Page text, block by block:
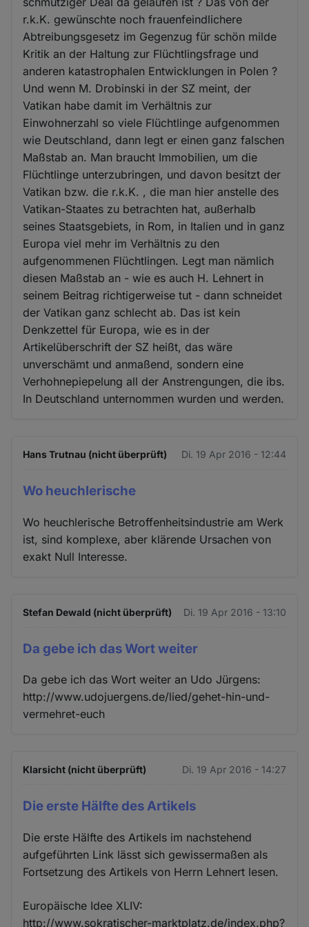
r.k.K. gewünschte noch frauenfeindlichere
Abtreibungsgesetz im Gegenzug für schön milde
Kritik an der Haltung zur Flüchtlingsfrage und
anderen katastrophalen Entwicklungen in Polen ?
Und wenn M. Drobinski in der SZ meint, der
Vatikan habe damit im Verhältnis zur
Einwohnerzahl so viele Flüchtlinge aufgenommen
wie Deutschland, dann legt er einen ganz falschen
Maßstab an. Man braucht Immobilien, um die
Flüchtlinge unterzubringen, und davon besitzt der
Vatikan bzw. die r.k.K. , die man hier anstelle des
Vatikan-Staates zu betrachten hat, außerhalb
seines Staatsgebiets, in Rom, in Italien und in ganz
Europa viel mehr im Verhältnis zu den
aufgenommenen Flüchtlingen. Legt man nämlich
diesen Maßstab an - wie es auch H. Lehnert in
seinem Beitrag richtigerweise tut - dann schneidet
der Vatikan ganz schlecht ab. Das ist kein
Denkzettel für Europa, wie es in der
Artikelüberschrift der SZ heißt, das wäre
unverschämt und anmaßend, sondern eine
Verhohnepiepelung all der Anstrengungen, die ibs.
In Deutschland unternommen wurden und werden.
Hans Trutnau (nicht überprüft) Di. 19 Apr 2016 - 12:44
Wo heuchlerische
Wo heuchlerische Betroffenheitsindustrie am Werk
ist, sind komplexe, aber klärende Ursachen von
exakt Null Interesse.
Stefan Dewald (nicht überprüft) Di. 19 Apr 2016 - 13:10
Da gebe ich das Wort weiter
Da gebe ich das Wort weiter an Udo Jürgens:
http://www.udojuergens.de/lied/gehet-hin-und-
vermehret-euch
Klarsicht (nicht überprüft) Di. 19 Apr 2016 - 14:27
Die erste Hälfte des Artikels
Die erste Hälfte des Artikels im nachstehend
aufgeführten Link lässt sich gewissermaßen als
Fortsetzung des Artikels von Herrn Lehnert lesen.
Europäische Idee XLIV:
http://www.sokratischer-marktplatz.de/index.php?